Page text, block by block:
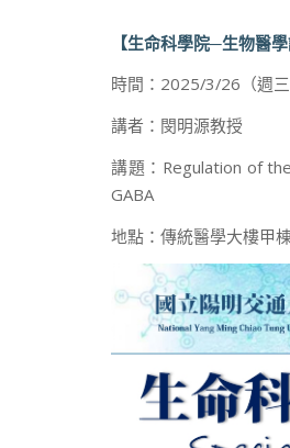
【生命科學院─生物醫學
時間：2025/3/26（週
講者：閔明源教授
講題：Regulation of
GABA
地點：傳統醫學大樓甲